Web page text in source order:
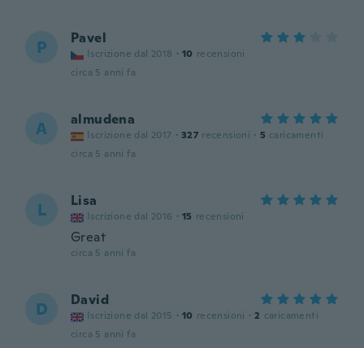
P Pavel
Iscrizione dal 2018 · 10 recensioni
circa 5 anni fa
A almudena
Iscrizione dal 2017 · 327 recensioni · 5 caricamenti
circa 5 anni fa
L Lisa
Iscrizione dal 2016 · 15 recensioni
Great
circa 5 anni fa
D David
Iscrizione dal 2015 · 10 recensioni · 2 caricamenti
circa 5 anni fa